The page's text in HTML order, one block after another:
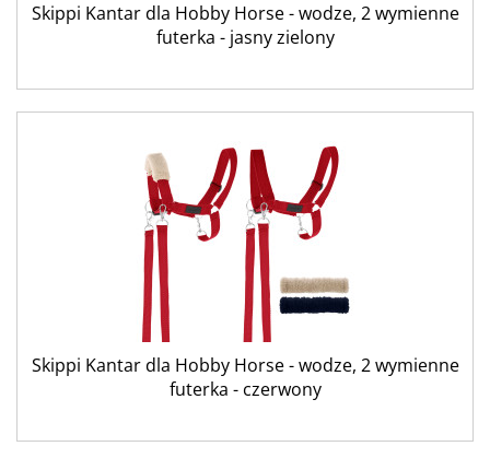
Skippi Kantar dla Hobby Horse - wodze, 2 wymienne
futerka - jasny zielony
Skippi Kantar dla Hobby Horse - wodze, 2 wymienne
futerka - czerwony